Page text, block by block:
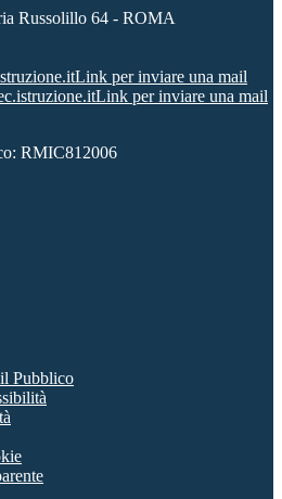
Russolillo 64 - ROMA
Link per inviare una mail
Link per inviare una mail
RMIC812006
Pubblico